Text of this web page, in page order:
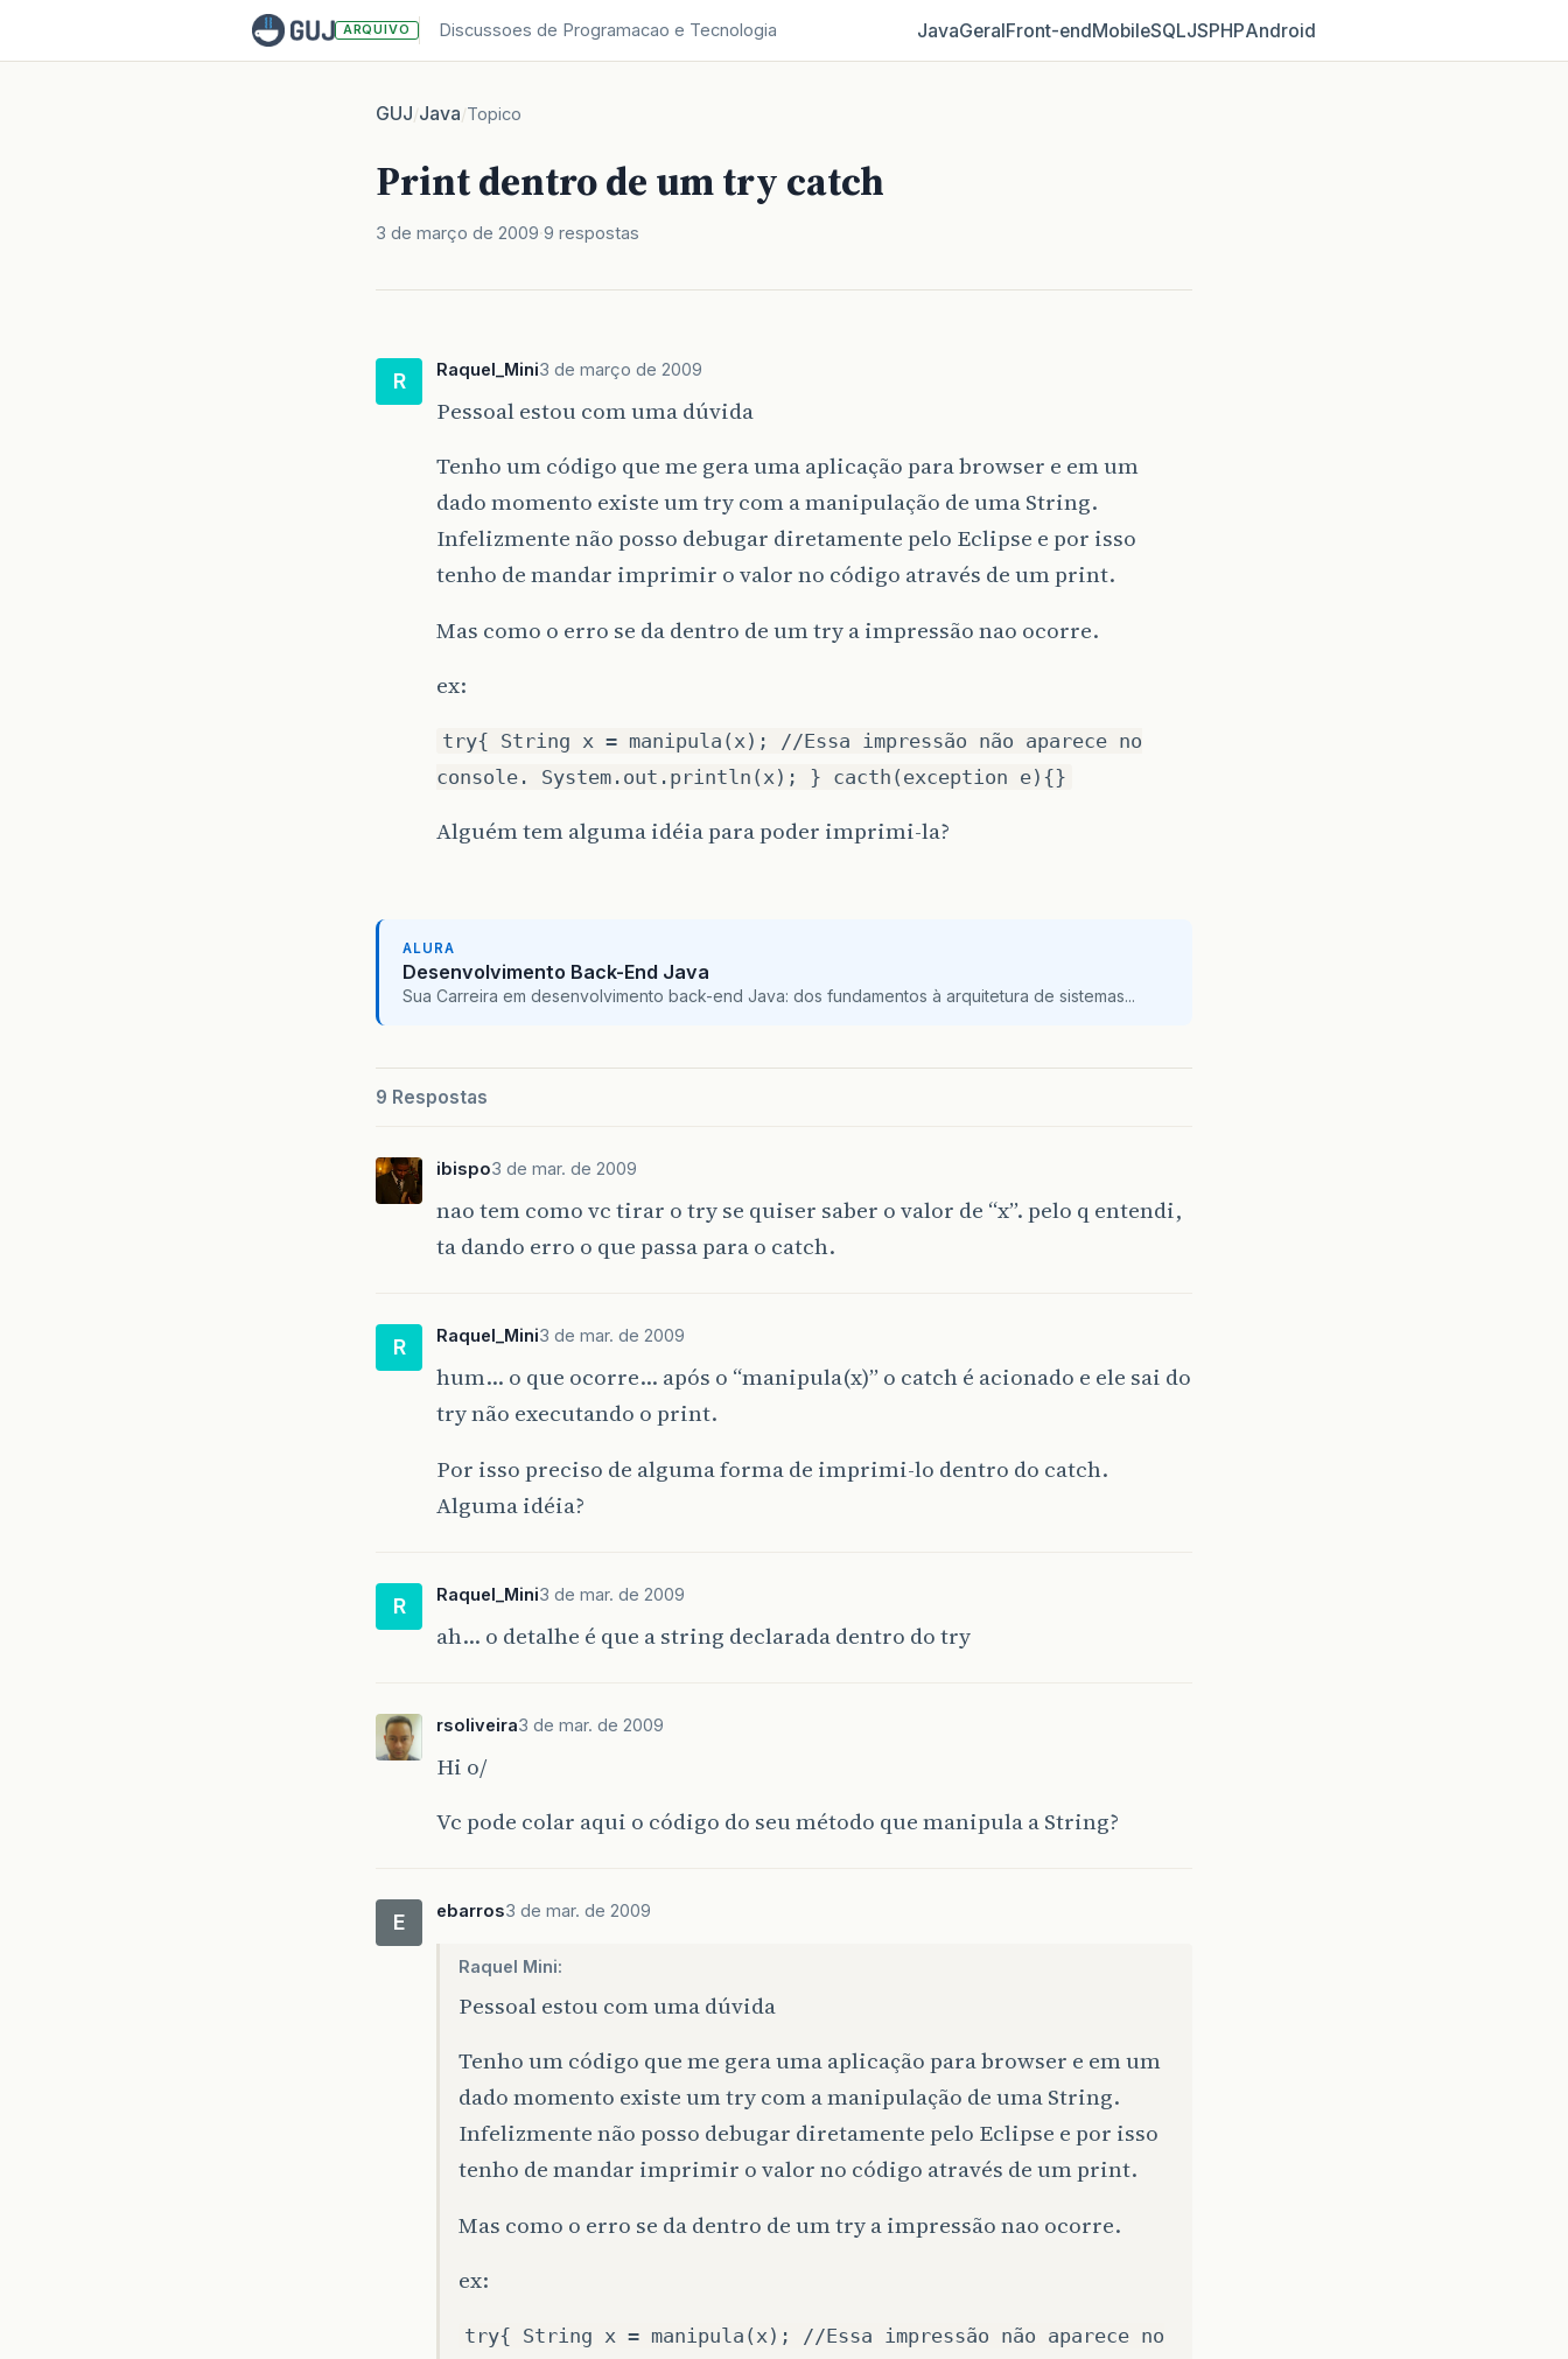
ARQUIVO Discussoes de Programacao e Tecnologia JavaGeralFront‑endMobileSQLJSPHPAndroid
GUJ/Java/Topico
Print dentro de um try catch
3 de março de 2009 9 respostas
R Raquel_Mini3 de março de 2009
Pessoal estou com uma dúvida
Tenho um código que me gera uma aplicação para browser e em um
dado momento existe um try com a manipulação de uma String.
Infelizmente não posso debugar diretamente pelo Eclipse e por isso
tenho de mandar imprimir o valor no código através de um print.
Mas como o erro se da dentro de um try a impressão nao ocorre.
ex:
try{ String x = manipula(x); //Essa impressão não aparece no
console. System.out.println(x); } cacth(exception e){}
Alguém tem alguma idéia para poder imprimi-la?
ALURA
Desenvolvimento Back-End Java
Sua Carreira em desenvolvimento back-end Java: dos fundamentos à arquitetura de sistemas...
9 Respostas
ibispo3 de mar. de 2009
nao tem como vc tirar o try se quiser saber o valor de “x”. pelo q entendi,
ta dando erro o que passa para o catch.
R Raquel_Mini3 de mar. de 2009
hum… o que ocorre… após o “manipula(x)” o catch é acionado e ele sai do
try não executando o print.
Por isso preciso de alguma forma de imprimi-lo dentro do catch.
Alguma idéia?
R Raquel_Mini3 de mar. de 2009
ah… o detalhe é que a string declarada dentro do try
rsoliveira3 de mar. de 2009
Hi o/
Vc pode colar aqui o código do seu método que manipula a String?
E ebarros3 de mar. de 2009
Raquel Mini:
Pessoal estou com uma dúvida
Tenho um código que me gera uma aplicação para browser e em um
dado momento existe um try com a manipulação de uma String.
Infelizmente não posso debugar diretamente pelo Eclipse e por isso
tenho de mandar imprimir o valor no código através de um print.
Mas como o erro se da dentro de um try a impressão nao ocorre.
ex:
try{ String x = manipula(x); //Essa impressão não aparece no